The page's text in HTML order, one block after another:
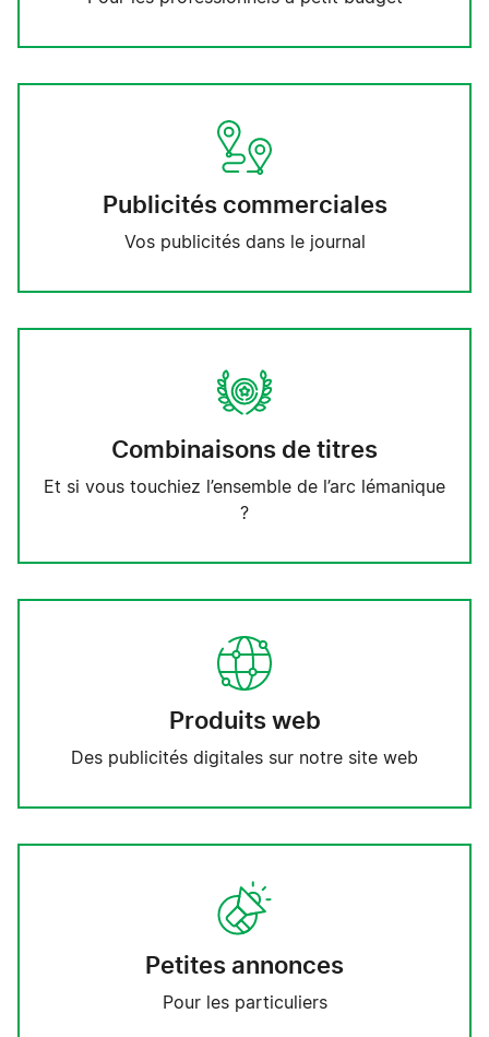
Publicités commerciales
Vos publicités dans le journal
Combinaisons de titres
Et si vous touchiez l’ensemble de l’arc lémanique
?
Produits web
Des publicités digitales sur notre site web
Petites annonces
Pour les particuliers